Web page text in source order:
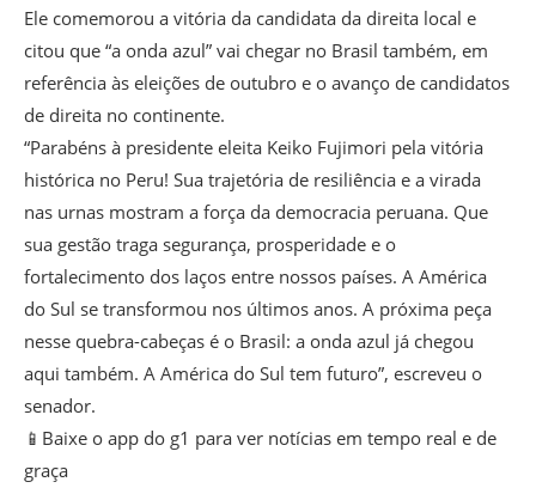
Ele comemorou a vitória da candidata da direita local e
citou que “a onda azul” vai chegar no Brasil também, em
referência às eleições de outubro e o avanço de candidatos
de direita no continente.
“Parabéns à presidente eleita Keiko Fujimori pela vitória
histórica no Peru! Sua trajetória de resiliência e a virada
nas urnas mostram a força da democracia peruana. Que
sua gestão traga segurança, prosperidade e o
fortalecimento dos laços entre nossos países. A América
do Sul se transformou nos últimos anos. A próxima peça
nesse quebra-cabeças é o Brasil: a onda azul já chegou
aqui também. A América do Sul tem futuro”, escreveu o
senador.
📱Baixe o app do g1 para ver notícias em tempo real e de
graça